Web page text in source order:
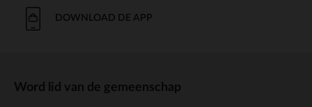
DOWNLOAD DE APP
Word lid van de gemeenschap